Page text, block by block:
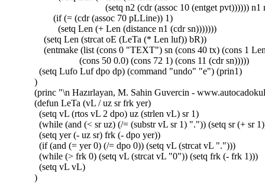
(setq n2 (cdr (assoc 10 (entget pvt)))))) n1
(if (= (cdr (assoc 70 pLLine)) 1)
(setq Len (+ Len (distance n1 (cdr sn)))))))
(setq Len (strcat oE (LeTa (* Len luf)) bR))
(entmake (list (cons 0 "TEXT") sn (cons 40 tx) (cons 1
(cons 50 0.0) (cons 72 1) (cons 11 (cdr sn)))))
(setq Lufo Luf dpo dp) (command "undo" "e") (prin1)
)
(princ "\n Hazırlayan, M. Sahin Guvercin -
(defun LeTa (vL / uz sr frk yer)
(setq vL (rtos vL 2 dpo) uz (strlen vL) sr 1)
(while (and (< sr uz) (/= (substr vL sr 1) ".")) (setq sr (+ sr
(setq yer (- uz sr) frk (- dpo yer))
(if (and (= yer 0) (/= dpo 0)) (setq vL (strcat vL ".")))
(while (> frk 0) (setq vL (strcat vL "0")) (setq frk (- frk 1)))
(setq vL vL)
)